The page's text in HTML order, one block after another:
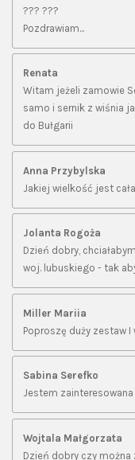
??? ???
Pozdrawiam...
Renata
Witam jeżeli zamowie
samo i sernik z wiśnia
do Bułgarii
Anna Przybylska
Jakiej wielkość jest
Jolanta Rogoża
Dzień dobry,
woj. lubuskiego - tak
Miller Mariia
Poproszę duży zestaw
Sabina Serefko
Jestem
Wojtala Małgorzata
Dzień dobry czy